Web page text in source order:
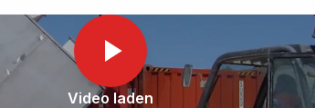
Video laden